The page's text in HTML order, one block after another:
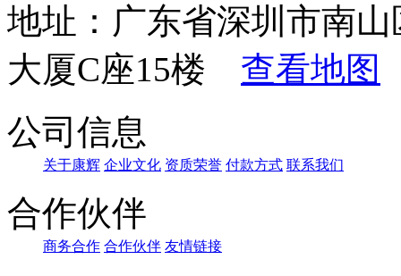
地址：广东省深圳市南
大厦C座15楼 查看地图
公司信息
关于康辉 企业文化 资质荣誉 付款方式 联系我们
合作伙伴
商务合作 合作伙伴 友情链接